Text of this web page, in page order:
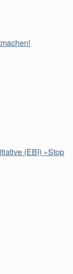
(EBI) »Stop